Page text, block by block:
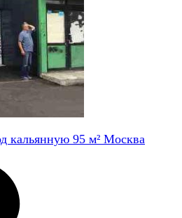
кальянную 95 м² Москва